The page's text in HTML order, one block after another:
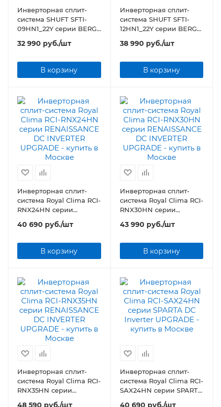
Инверторная сплит-
система SHUFT SFTI-
09HN1_22Y серии BERG
32 990 руб./шт
В корзину
Инверторная сплит-
система SHUFT SFTI-
12HN1_22Y серии BERG
38 990 руб./шт
В корзину
Инверторная сплит-
система Royal Clima RCI-
RNX24HN серии
RENAISSANCE DC
INVERTER UPGRADE
40 690 руб./шт
В корзину
Инверторная сплит-
система Royal Clima RCI-
RNX30HN серии
RENAISSANCE DC
INVERTER UPGRADE
43 990 руб./шт
В корзину
Инверторная сплит-
система Royal Clima RCI-
RNX35HN серии
RENAISSANCE DC
48 590 руб./шт
Инверторная сплит-
система Royal Clima RCI-
SAX24HN серии SPARTA
DC Inverter UPGRADE
40 690 руб./шт